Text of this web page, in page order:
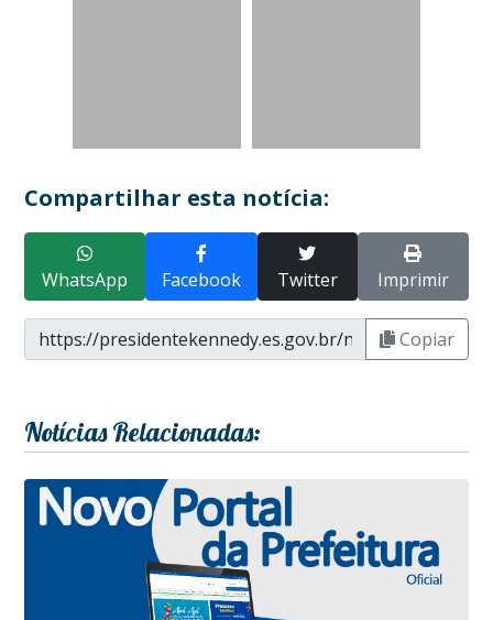
Compartilhar esta notícia:
WhatsApp Facebook Twitter Imprimir
Copiar
Notícias Relacionadas: